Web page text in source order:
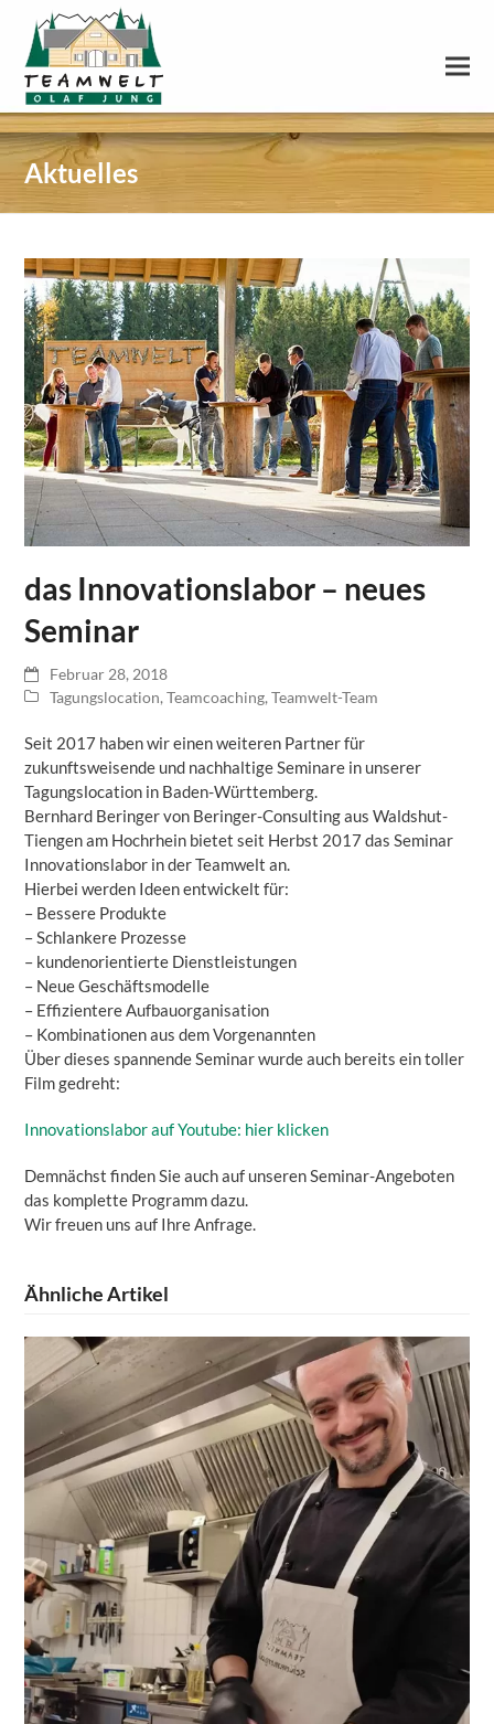
Aktuelles
das Innovationslabor – neues
Seminar
Februar 28, 2018
Tagungslocation,Teamcoaching,Teamwelt-Team
Seit 2017 haben wir einen weiteren Partner für
zukunftsweisende und nachhaltige Seminare in unserer
Tagungslocation in Baden-Württemberg.
Bernhard Beringer von Beringer-Consulting aus Waldshut-
Tiengen am Hochrhein bietet seit Herbst 2017 das Seminar
Innovationslabor in der Teamwelt an.
Hierbei werden Ideen entwickelt für:
– Bessere Produkte
– Schlankere Prozesse
– kundenorientierte Dienstleistungen
– Neue Geschäftsmodelle
– Effizientere Aufbauorganisation
– Kombinationen aus dem Vorgenannten
Über dieses spannende Seminar wurde auch bereits ein toller
Film gedreht:
Innovationslabor auf Youtube: hier klicken
Demnächst finden Sie auch auf unseren Seminar-Angeboten
das komplette Programm dazu.
Wir freuen uns auf Ihre Anfrage.
Ähnliche Artikel